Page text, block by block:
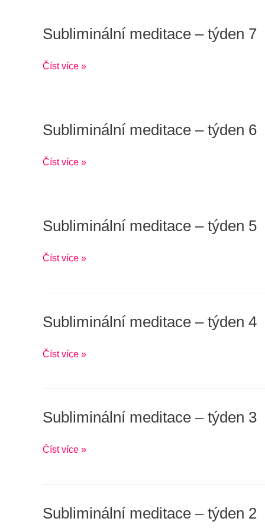
Subliminální meditace – týden 7
Subliminální
–
Číst více »
Subliminální meditace – týden 6
Subliminální
–
Číst více »
Subliminální meditace – týden 5
Subliminální
–
Číst více »
Subliminální meditace – týden 4
Subliminální
–
Číst více »
Subliminální meditace – týden 3
Subliminální
–
Číst více »
Subliminální meditace – týden 2
Subliminální